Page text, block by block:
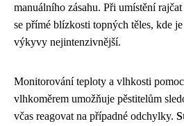
manuálního zásahu. Při umístění
se přímé blízkosti topných těles, kde
výkyvy nejintenzivnější.
Monitorování teploty a vlhkosti
vlhkoměrem umožňuje pěstitelům
včas reagovat na případné odchylky.